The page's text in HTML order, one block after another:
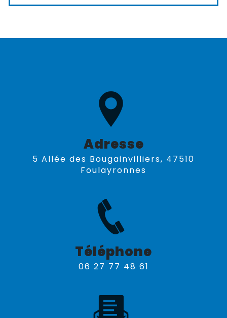
Adresse
5 Allée des Bougainvilliers, 47510
Foulayronnes
Téléphone
06 27 77 48 61